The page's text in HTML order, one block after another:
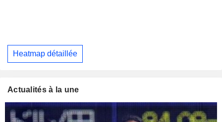
Heatmap détaillée
Actualités à la une